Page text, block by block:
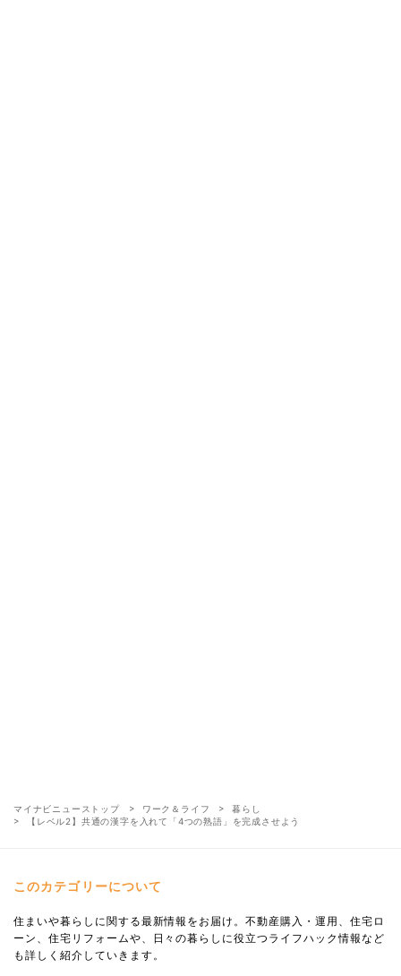
マイナビニューストップ ワーク＆ライフ
暮らし
【レベル2】共通の漢字を入れて「4つの熟語」を完成させよう
このカテゴリーについて
住まいや暮らしに関する最新情報をお届け。不動産購入・運用、住宅ロ
ーン、住宅リフォームや、日々の暮らしに役立つライフハック情報など
も詳しく紹介していきます。